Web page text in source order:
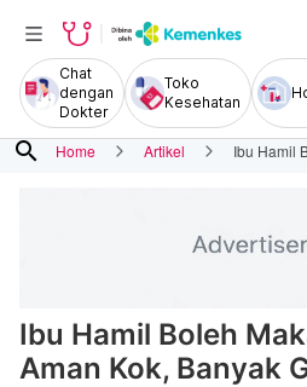
Chat
dengan
Dokter
Toko
Kesehatan
search Home Artikel Ibu Hamil
Ibu Hamil Boleh
Aman Kok, Banyak